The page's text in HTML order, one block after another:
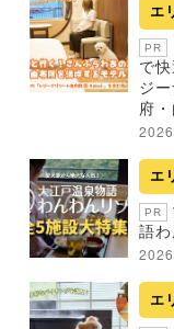
エ
PR
で
ジ
府
エ
PR
語
エ